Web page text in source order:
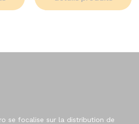
se focalise sur la distribution de